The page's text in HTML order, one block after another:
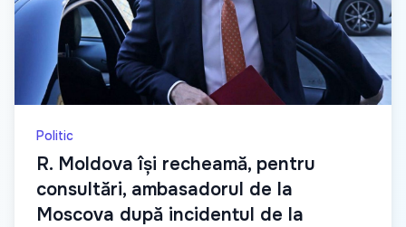
Politic
R. Moldova își recheamă, pentru
consultări, ambasadorul de la
Moscova după incidentul de la